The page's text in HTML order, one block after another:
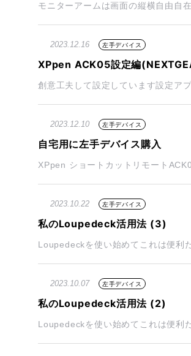
モニターアームは画面の縦横自由
2023.12.16 左手デバイス
XPpen ACK05設定編
創意工夫して設定しています設定
2023.12.10 左手デバイス
自宅用に左手デバイス購入
XPpen ショートカットリモート
2023.10.22 左手デバイス
私のLoupedeck活用法 (3)
Loupedeckを使い始めてこれは便
2023.10.07 左手デバイス
私のLoupedeck活用法 (2)
Loupedeckを使い始めてこれは便